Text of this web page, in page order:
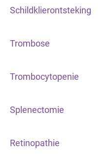
Schildklierontsteking
Trombose
Trombocytopenie
Splenectomie
Retinopathie